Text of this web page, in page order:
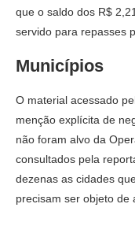
que o saldo dos R$
servido para repasses
Municípios
O material acessado
menção explícita de
não foram alvo da
consultados pela
dezenas as cidades
precisam ser objeto de